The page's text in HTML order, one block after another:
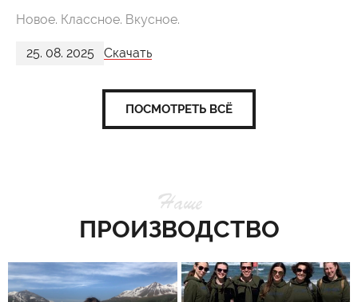
Новое. Классное. Вкусное.
25. 08. 2025 Скачать
ПОСМОТРЕТЬ ВСЁ
Наше
ПРОИЗВОДСТВО